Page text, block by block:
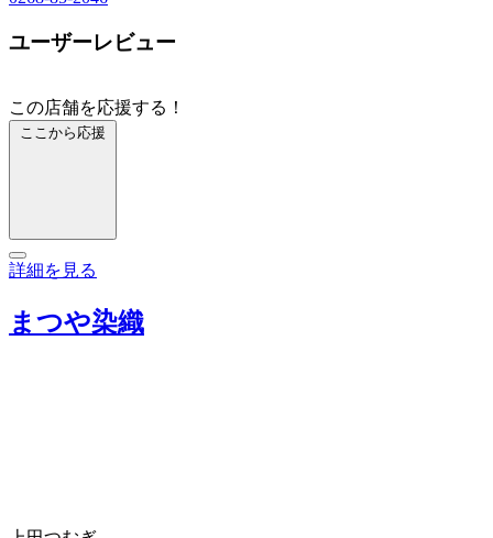
ユーザーレビュー
この店舗を応援する！
ここから応援
詳細を見る
まつや染織